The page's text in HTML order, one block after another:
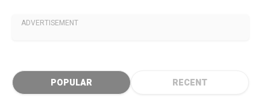
ADVERTISEMENT
POPULAR RECENT